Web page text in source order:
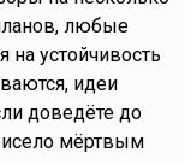
любые
на устойчивость
идеи
доведёте до
мёртвым